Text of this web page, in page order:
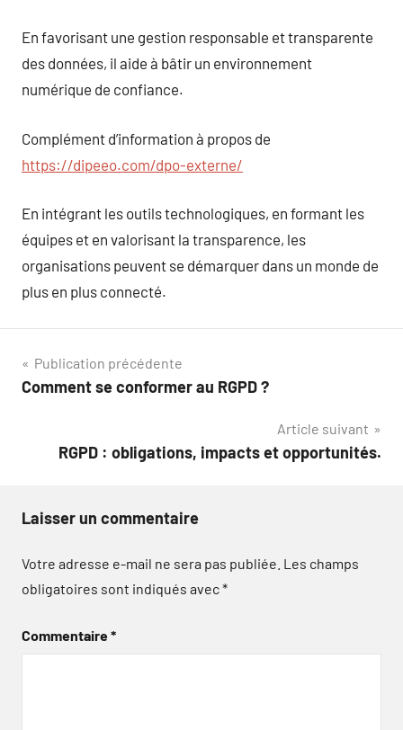
En favorisant une gestion responsable et transparente
des données, il aide à bâtir un environnement
numérique de confiance.
Complément d’information à propos de
https://dipeeo.com/dpo-externe/
En intégrant les outils technologiques, en formant les
équipes et en valorisant la transparence, les
organisations peuvent se démarquer dans un monde de
plus en plus connecté.
Navigation
de
Publication précédente
Comment se conformer au RGPD ?
Article suivant
RGPD : obligations, impacts et opportunités.
Laisser un commentaire
Votre adresse e-mail ne sera pas publiée. Les champs
obligatoires sont indiqués avec*
Commentaire*